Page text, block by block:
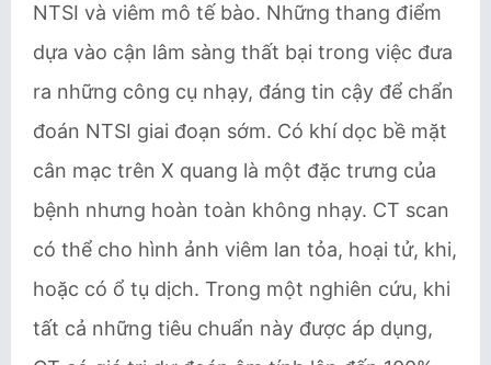
NTSI và viêm mô tế bào​. Những thang điểm
dựa vào cận lâm sàng thất bại trong việc đưa
ra những công cụ nhạy, đáng tin cậy để chẩn
đoán NTSI giai đoạn sớm. ​Có khí dọc bề mặt
cân mạc trên X quang là một đặc trưng của
bệnh nhưng hoàn toàn không nhạy. ​CT scan
có thể cho hình ảnh viêm lan tỏa, hoại tử, khi,
hoặc có ổ tụ dịch. Trong một nghiên cứu, khi
tất cả những tiêu chuẩn này được áp dụng,